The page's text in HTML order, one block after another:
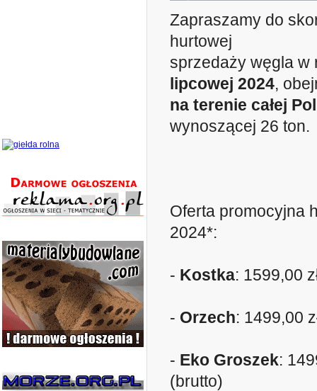
Zapraszamy do
hurtowej
sprzedaży węgla
lipcowej 2024,
na terenie całej
wynoszącej 26 ton.
Oferta promocyjna
2024*:
- Kostka: 1599,00
- Orzech: 1499,00
- Eko Groszek:
(brutto)